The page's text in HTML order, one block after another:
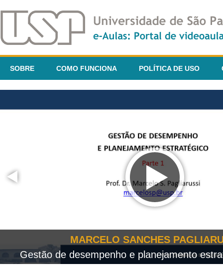
SOBRE COMO FUNCIONA POLÍTICA DE USO
MARCELO SANCHES
Gestão de desempenho e planejamento